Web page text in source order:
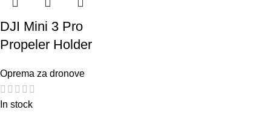
DJI Mini 3 Pro
Propeler Holder
Oprema za dronove
In stock